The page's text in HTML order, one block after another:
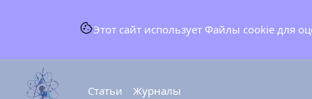
Статьи Журналы
Этот сайт использует Файлы cookie для